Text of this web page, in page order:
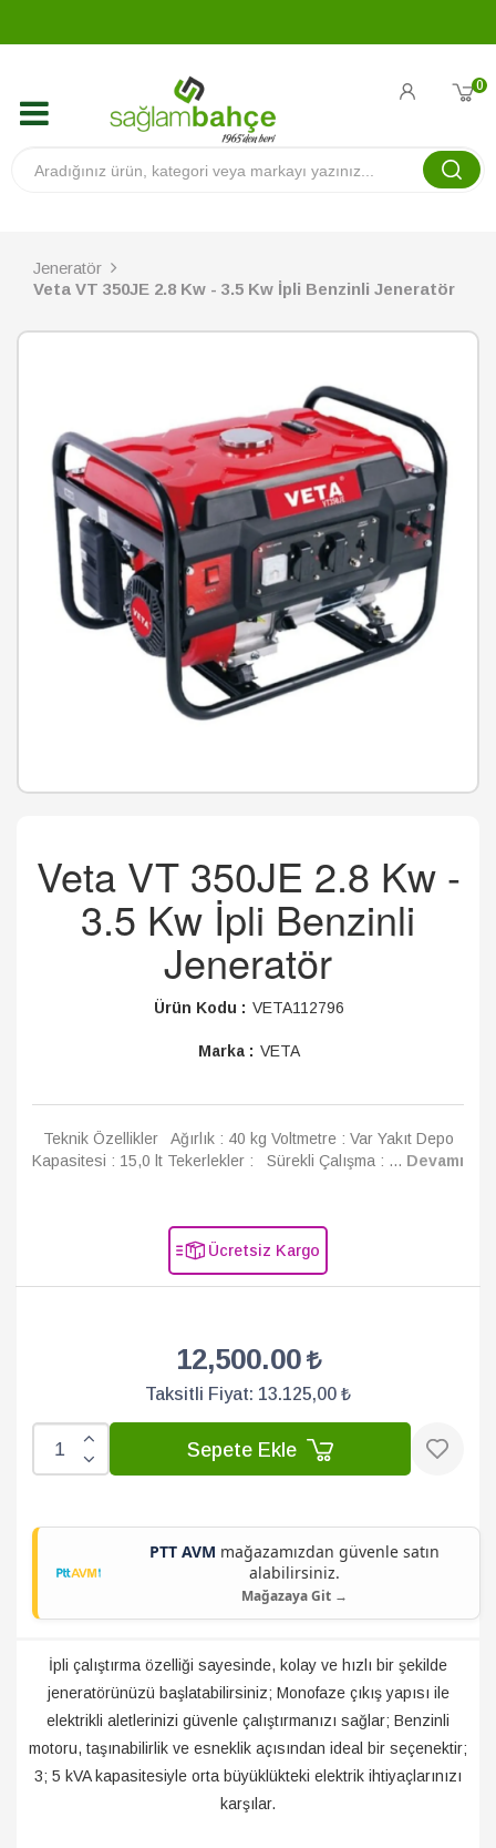
0
Jeneratör
Veta VT 350JE 2.8 Kw - 3.5 Kw İpli Benzinli Jeneratör
Veta VT 350JE 2.8 Kw -
3.5 Kw İpli Benzinli
Jeneratör
Ürün Kodu : VETA112796
Marka : VETA
Teknik Özellikler Ağırlık : 40 kg Voltmetre : Var Yakıt Depo
Kapasitesi : 15,0 lt Tekerlekler : Sürekli Çalışma : ... Devamı
Ücretsiz Kargo
12,500.00
Taksitli Fiyat: 13.125,00 ₺
Sepete Ekle
PTT AVM mağazamızdan güvenle satın
alabilirsiniz.
Mağazaya Git →
İpli çalıştırma özelliği sayesinde, kolay ve hızlı bir şekilde
jeneratörünüzü başlatabilirsiniz; Monofaze çıkış yapısı ile
elektrikli aletlerinizi güvenle çalıştırmanızı sağlar; Benzinli
motoru, taşınabilirlik ve esneklik açısından ideal bir seçenektir;
3; 5 kVA kapasitesiyle orta büyüklükteki elektrik ihtiyaçlarınızı
karşılar.